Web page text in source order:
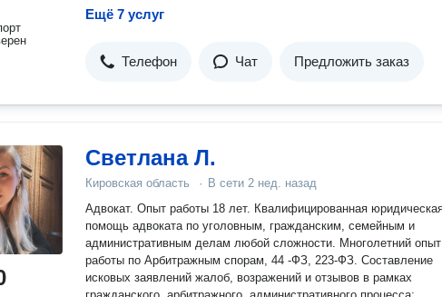
Ещё 7 услуг
Телефон Чат Предложить заказ
Светлана Л.
Кировская область · В сети 2 нед. назад
Адвокат. Опыт работы 18 лет. Квалифицированная юридическая
помощь адвоката по уголовным, гражданским, семейным и
административным делам любой сложности. Многолетний опыт
работы по Арбитражным спорам, 44 -ФЗ, 223-ФЗ. Составление
исковых заявлений жалоб, возражений и отзывов в рамках